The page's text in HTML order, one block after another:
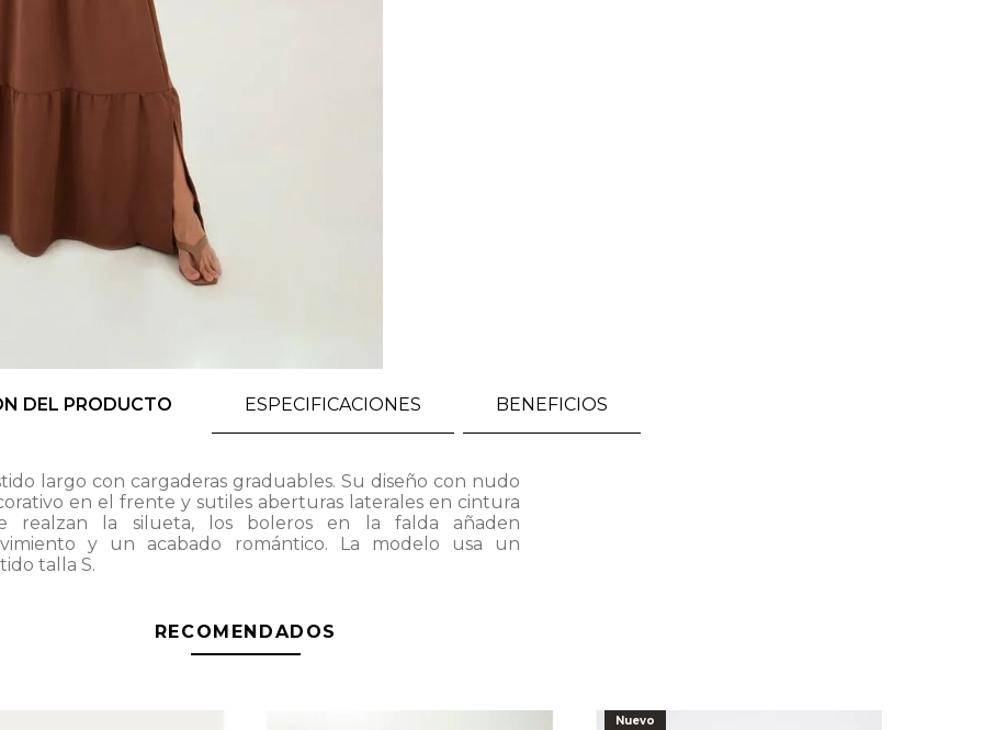
DEL PRODUCTO ESPECIFICACIONES BENEFICIOS
largo con cargaderas graduables. Su diseño con nudo
en el frente y sutiles aberturas laterales en cintura
realzan la silueta, los boleros en la falda añaden
y un acabado romántico. La modelo usa un
talla S.
RECOMENDADOS
Nuevo